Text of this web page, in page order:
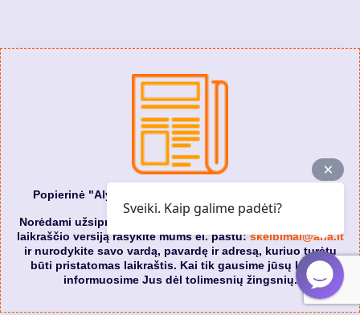
Popierinė "Alytaus naujienos" laikraščio prenumerata
Norėdami užsiprenumeruoti popierinę "Alytaus naujienos"
laikraščio versiją rašykite mums el. paštu:skelbimai@ana.lt
ir nurodykite savo vardą, pavardę ir adresą, kuriuo turėtų
būti pristatomas laikraštis. Kai tik gausime jūsų laišką,
informuosime Jus dėl tolimesnių žingsnių.
Sveiki. Kaip galime padėti?